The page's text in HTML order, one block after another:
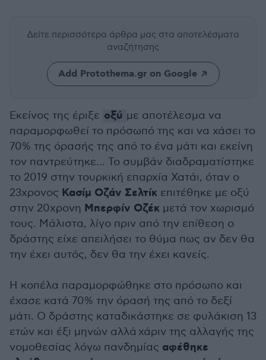
Δείτε περισσότερα άρθρα μας στα αποτελέσματα
αναζήτησης
Add Protothema.gr on Google
Εκείνος της έριξε οξύ με αποτέλεσμα να
παραμορφωθεί το πρόσωπό της και να χάσει το
70% της όρασής της από το ένα μάτι και εκείνη
τον παντρεύτηκε... Το συμβάν διαδραματίστηκε
το 2019 στην τουρκική επαρχία Χατάι, όταν ο
23χρονος Κασίμ Οζάν Σελτίκ επιτέθηκε με οξύ
στην 20χρονη Μπερφίν Οζέκ μετά τον χωρισμό
τους. Μάλιστα, λίγο πριν από την επίθεση ο
δράστης είχε απειλήσει το θύμα πως αν δεν θα
την έχει αυτός, δεν θα την έχει κανείς.
Η κοπέλα παραμορφώθηκε στο πρόσωπο και
έχασε κατά 70% την όρασή της από το δεξί
μάτι. Ο δράστης καταδικάστηκε σε φυλάκιση 13
ετών και έξι μηνών αλλά χάριν της αλλαγής της
νομοθεσίας λόγω πανδημίας αφέθηκε